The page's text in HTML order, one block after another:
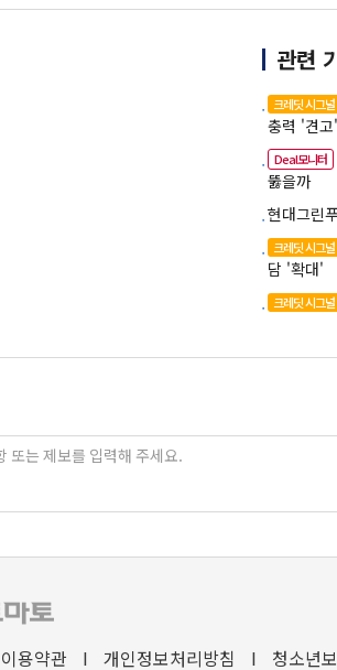
관련
크레딧 시그널
충력 '견고'
Deal모니터
뚫을까
현대그린
크레딧 시그널
담 '확대'
크레딧 시그널
이용약관 I 개인정보처리방침 I 청소년